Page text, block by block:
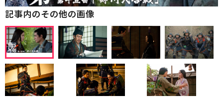
記事内のその他の画像